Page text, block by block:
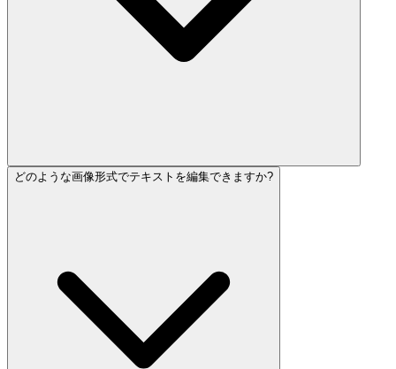
どのような画像形式でテキストを編集できますか?